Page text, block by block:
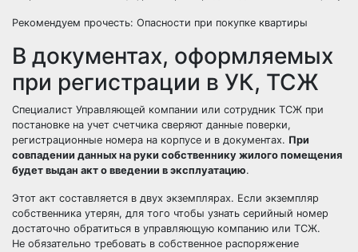
Рекомендуем прочесть: Опасности при покупке квартиры
В документах, оформляемых
при регистрации в УК, ТСЖ
Специалист Управляющей компании или сотрудник ТСЖ при
постановке на учет счетчика сверяют данные поверки,
регистрационные номера на корпусе и в документах. При
совпадении данных на руки собственнику жилого помещения
будет выдан акт о введении в эксплуатацию.
Этот акт составляется в двух экземплярах. Если экземпляр
собственника утерян, для того чтобы узнать серийный номер
достаточно обратиться в управляющую компанию или ТСЖ.
Не обязательно требовать в собственное распоряжение